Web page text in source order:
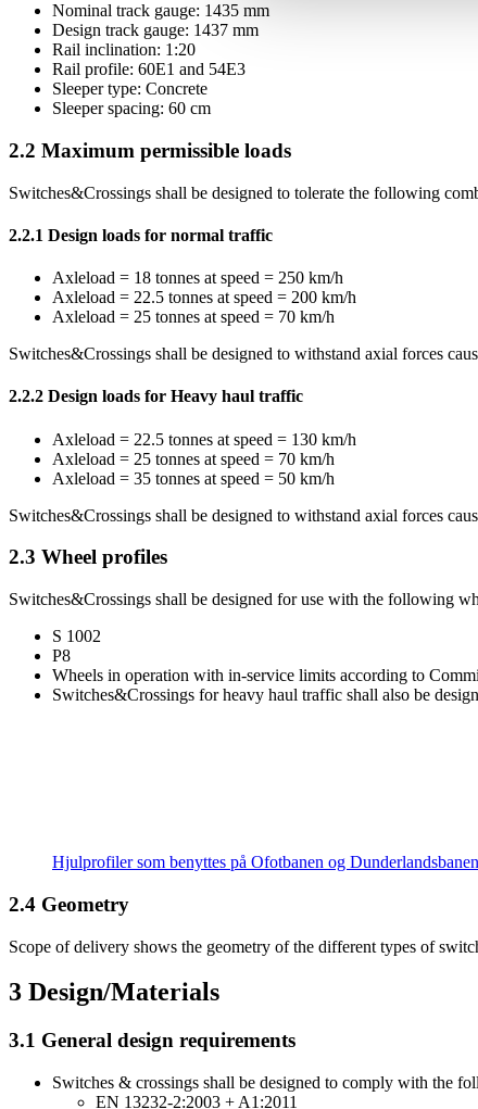
Nominal track gauge: 1435 mm
Design track gauge: 1437 mm
Rail inclination: 1:20
Rail profile: 60E1 and 54E3
Sleeper type: Concrete
Sleeper spacing: 60 cm
2.2 Maximum permissible loads
Switches&Crossings shall be designed to tolerate the following
2.2.1 Design loads for normal traffic
Axleload = 18 tonnes at speed = 250 km/h
Axleload = 22.5 tonnes at speed = 200 km/h
Axleload = 25 tonnes at speed = 70 km/h
Switches&Crossings shall be designed to withstand axial forces
2.2.2 Design loads for Heavy haul traffic
Axleload = 22.5 tonnes at speed = 130 km/h
Axleload = 25 tonnes at speed = 70 km/h
Axleload = 35 tonnes at speed = 50 km/h
Switches&Crossings shall be designed to withstand axial forces
2.3 Wheel profiles
Switches&Crossings shall be designed for use with the following
S 1002
P8
Wheels in operation with in-service limits according to
Switches&Crossings for heavy haul traffic shall also be
Hjulprofiler som benyttes på Ofotbanen og Dunderlandsbanen
2.4 Geometry
Scope of delivery shows the geometry of the different types of
3 Design/Materials
3.1 General design requirements
Switches & crossings shall be designed to comply with the
EN 13232-2:2003 + A1:2011